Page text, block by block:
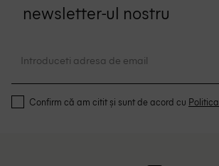
newsletter-ul nostru
Confirm că am citit și sunt de acord cu